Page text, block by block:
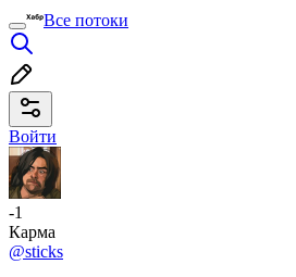
Все потоки
Войти
-1
Карма
@sticks